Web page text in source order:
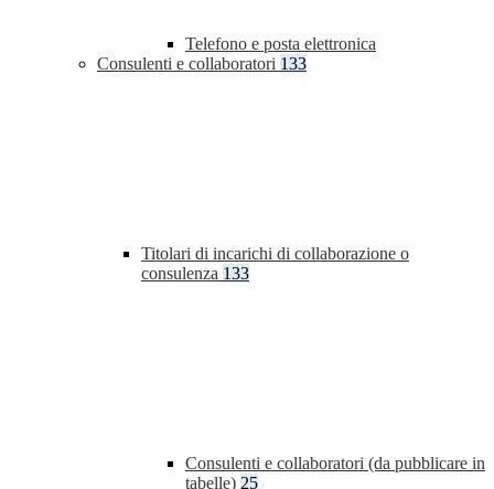
Telefono e posta elettronica
Consulenti e collaboratori 133
Titolari di incarichi di collaborazione o
consulenza 133
Consulenti e collaboratori (da pubblicare in
tabelle) 25